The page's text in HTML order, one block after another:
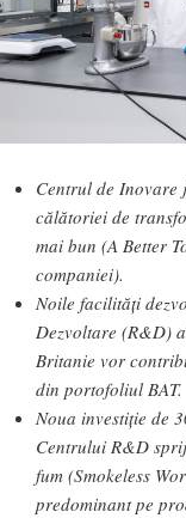
Centrul de
călătoriei de
mai bun (A Better
companiei).
Noile facilități
Dezvoltare (R&D)
Britanie vor
din portofoliul BAT.
Noua investiție de
Centrului R&D
fum (Smokeless
predominant pe